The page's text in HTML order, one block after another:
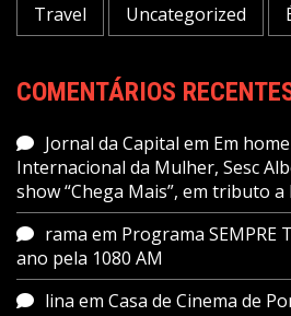
Travel Uncategorized
COMENTÁRIOS
Jornal da Capital em Em
Internacional da Mulher, Sesc
show “Chega Mais”, em tributo a
rama em Programa SEMPRE
ano pela 1080 AM
lina em Casa de Cinema de